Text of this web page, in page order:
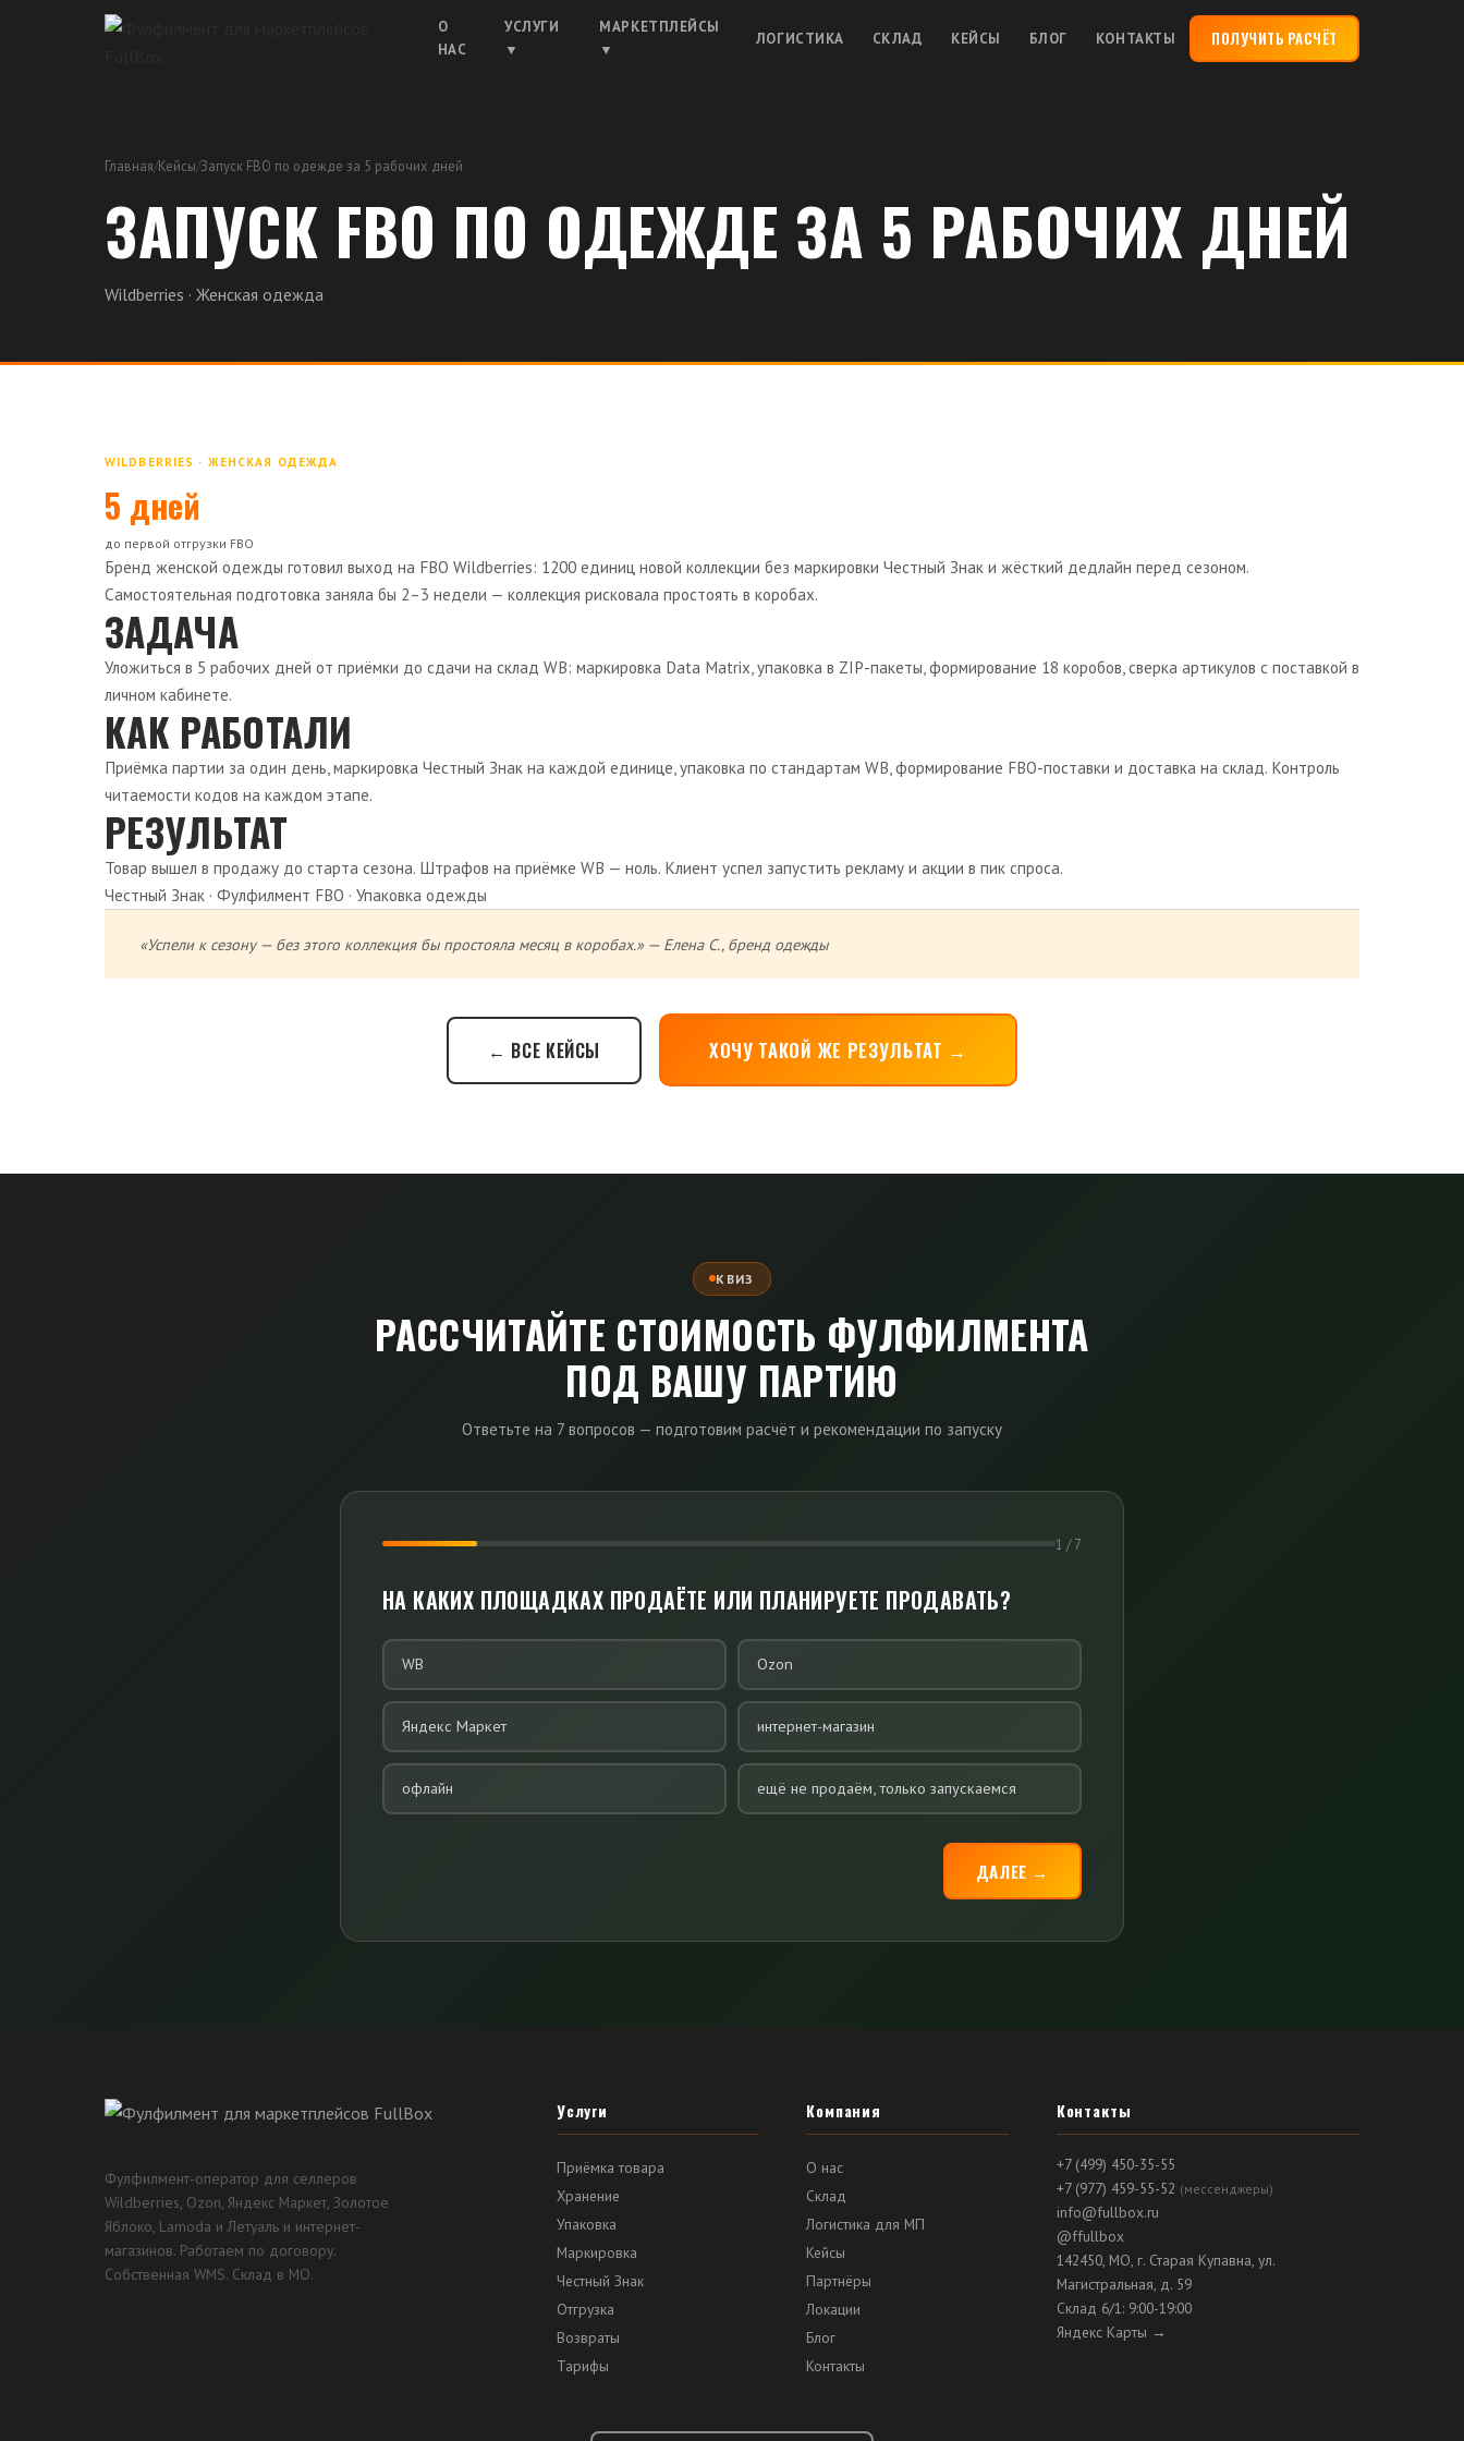
О
НАС
УСЛУГИ
▼
МАРКЕТПЛЕЙСЫ
▼
ЛОГИСТИКА СКЛАД КЕЙСЫ БЛОГ КОНТАКТЫ ПОЛУЧИТЬ РАСЧЁТ
Главная/Кейсы/Запуск FBO по одежде за 5 рабочих дней
ЗАПУСК FBO ПО ОДЕЖДЕ ЗА 5 РАБОЧИХ ДНЕЙ
Wildberries · Женская одежда
WILDBERRIES · ЖЕНСКАЯ ОДЕЖДА
5 дней
до первой отгрузки FBO
Бренд женской одежды готовил выход на FBO Wildberries: 1200 единиц новой коллекции без маркировки Честный Знак и жёсткий дедлайн перед сезоном.
Самостоятельная подготовка заняла бы 2–3 недели — коллекция рисковала простоять в коробах.
ЗАДАЧА
Уложиться в 5 рабочих дней от приёмки до сдачи на склад WB: маркировка Data Matrix, упаковка в ZIP-пакеты, формирование 18 коробов, сверка артикулов с поставкой в
личном кабинете.
КАК РАБОТАЛИ
Приёмка партии за один день, маркировка Честный Знак на каждой единице, упаковка по стандартам WB, формирование FBO-поставки и доставка на склад. Контроль
читаемости кодов на каждом этапе.
РЕЗУЛЬТАТ
Товар вышел в продажу до старта сезона. Штрафов на приёмке WB — ноль. Клиент успел запустить рекламу и акции в пик спроса.
Честный Знак · Фулфилмент FBO · Упаковка одежды
«Успели к сезону — без этого коллекция бы простояла месяц в коробах.» — Елена С., бренд одежды
← ВСЕ КЕЙСЫ ХОЧУ ТАКОЙ ЖЕ РЕЗУЛЬТАТ →
КВИЗ
РАССЧИТАЙТЕ СТОИМОСТЬ ФУЛФИЛМЕНТА
ПОД ВАШУ ПАРТИЮ
Ответьте на 7 вопросов — подготовим расчёт и рекомендации по запуску
1 / 7
НА КАКИХ ПЛОЩАДКАХ ПРОДАЁТЕ ИЛИ ПЛАНИРУЕТЕ ПРОДАВАТЬ?
WB Ozon
Яндекс Маркет интернет-магазин
офлайн ещё не продаём, только запускаемся
ДАЛЕЕ →
Фулфилмент-оператор для селлеров
Wildberries, Ozon, Яндекс Маркет, Золотое
Яблоко, Lamoda и Летуаль и интернет-
магазинов. Работаем по договору.
Собственная WMS. Склад в МО.
Услуги
Приёмка товара
Хранение
Упаковка
Маркировка
Честный Знак
Отгрузка
Возвраты
Тарифы
Компания
О нас
Склад
Логистика для МП
Кейсы
Партнёры
Локации
Блог
Контакты
Контакты
+7 (499) 450-35-55
+7 (977) 459-55-52 (мессенджеры)
info@fullbox.ru
@ffullbox
142450, МО, г. Старая Купавна, ул.
Магистральная, д. 59
Склад 6/1: 9:00-19:00
Яндекс Карты →